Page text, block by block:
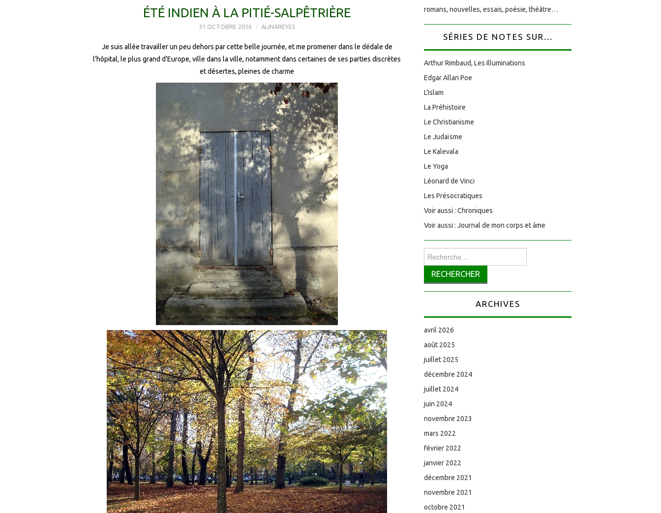
ÉTÉ INDIEN À LA PITIÉ-SALPÊTRIÈRE
31 OCTOBRE 2016 ALINAREYES
Je suis allée travailler un peu dehors par cette belle journée, et me promener dans le dédale de
l’hôpital, le plus grand d’Europe, ville dans la ville, notamment dans certaines de ses parties discrètes
et désertes, pleines de charme
romans, nouvelles, essais, poésie, théâtre…
SÉRIES DE NOTES SUR...
Arthur Rimbaud, Les Illuminations
Edgar Allan Poe
L'Islam
La Préhistoire
Le Christianisme
Le Judaïsme
Le Kalevala
Le Yoga
Léonard de Vinci
Les Présocratiques
Voir aussi : Chroniques
Voir aussi : Journal de mon corps et âme
Rechercher :
ARCHIVES
avril 2026
août 2025
juillet 2025
décembre 2024
juillet 2024
juin 2024
novembre 2023
mars 2022
février 2022
janvier 2022
décembre 2021
novembre 2021
octobre 2021